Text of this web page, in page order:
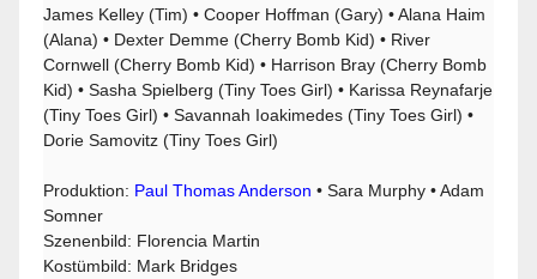
James Kelley (Tim) • Cooper Hoffman (Gary) • Alana Haim
(Alana) • Dexter Demme (Cherry Bomb Kid) • River
Cornwell (Cherry Bomb Kid) • Harrison Bray (Cherry Bomb
Kid) • Sasha Spielberg (Tiny Toes Girl) • Karissa Reynafarje
(Tiny Toes Girl) • Savannah Ioakimedes (Tiny Toes Girl) •
Dorie Samovitz (Tiny Toes Girl)
Produktion: Paul Thomas Anderson • Sara Murphy • Adam
Somner
Szenenbild: Florencia Martin
Kostümbild: Mark Bridges